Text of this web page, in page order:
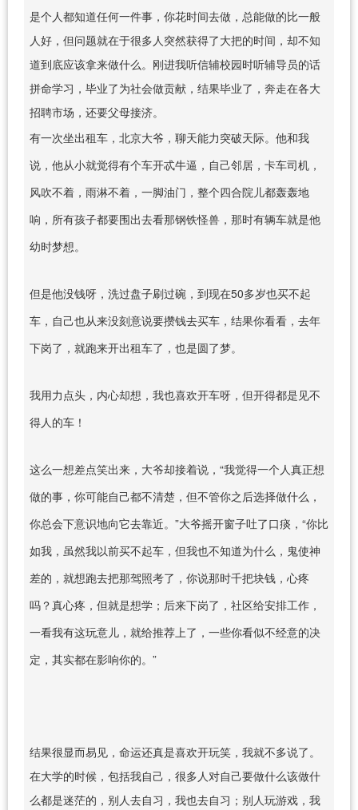
是个人都知道任何一件事，你花时间去做，总能做的比一般
人好，但问题就在于很多人突然获得了大把的时间，却不知
道到底应该拿来做什么。刚进我听信辅校园时听辅导员的话
拼命学习，毕业了为社会做贡献，结果毕业了，奔走在各大
招聘市场，还要父母接济。
有一次坐出租车，北京大爷，聊天能力突破天际。他和我
说，他从小就觉得有个车开忒牛逼，自己邻居，卡车司机，
风吹不着，雨淋不着，一脚油门，整个四合院儿都轰轰地
响，所有孩子都要围出去看那钢铁怪兽，那时有辆车就是他
幼时梦想。
但是他没钱呀，洗过盘子刷过碗，到现在50多岁也买不起
车，自己也从来没刻意说要攒钱去买车，结果你看看，去年
下岗了，就跑来开出租车了，也是圆了梦。
我用力点头，内心却想，我也喜欢开车呀，但开得都是见不
得人的车！
这么一想差点笑出来，大爷却接着说，“我觉得一个人真正想
做的事，你可能自己都不清楚，但不管你之后选择做什么，
你总会下意识地向它去靠近。”大爷摇开窗子吐了口痰，“你比
如我，虽然我以前买不起车，但我也不知道为什么，鬼使神
差的，就想跑去把那驾照考了，你说那时千把块钱，心疼
吗？真心疼，但就是想学；后来下岗了，社区给安排工作，
一看我有这玩意儿，就给推荐上了，一些你看似不经意的决
定，其实都在影响你的。”
结果很显而易见，命运还真是喜欢开玩笑，我就不多说了。
在大学的时候，包括我自己，很多人对自己要做什么该做什
么都是迷茫的，别人去自习，我也去自习；别人玩游戏，我